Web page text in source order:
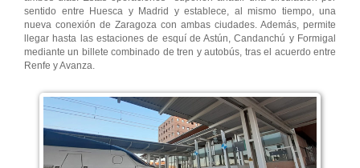
sentido entre Huesca y Madrid y establece, al mismo tiempo, una
nueva conexión de Zaragoza con ambas ciudades. Además, permite
llegar hasta las estaciones de esquí de Astún, Candanchú y Formigal
mediante un billete combinado de tren y autobús, tras el acuerdo entre
Renfe y Avanza.